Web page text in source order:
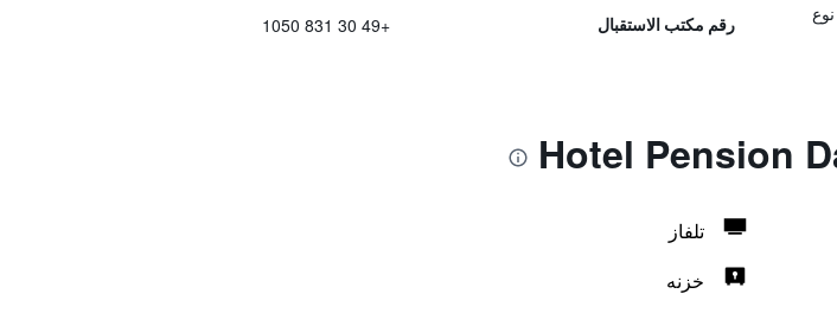
رقم مكتب الاستقبال +49 30 831 1050
تلفاز
خزنه